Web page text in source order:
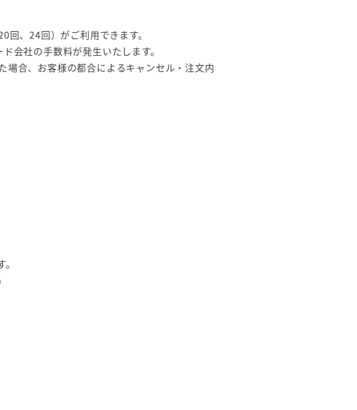
、24回）がご利用できます。
会社の手数料が発生いたします。
場合、お客様の都合によるキャンセル・注文内